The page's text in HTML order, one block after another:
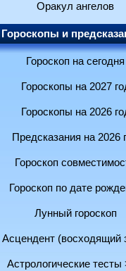
Оракул ангелов
Гороскопы и
Гороскоп на сегодня
Гороскопы на 2027
Гороскопы на 2026
Предсказания на 2026
Гороскоп
Гороскоп по дате
Лунный гороскоп
Асцендент (восходящий
Астрологические тесты